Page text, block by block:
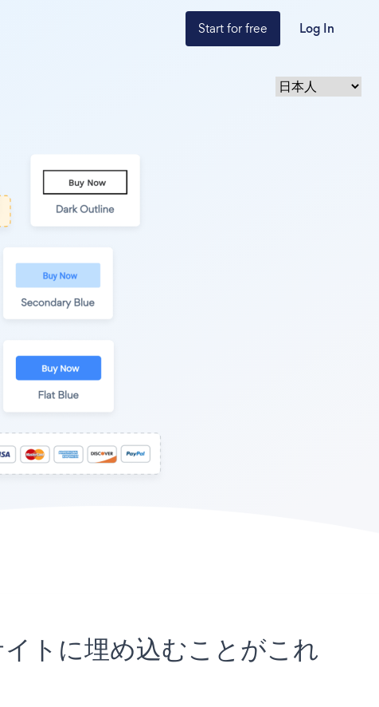
Start for free Log In
に埋め込むことがこれ